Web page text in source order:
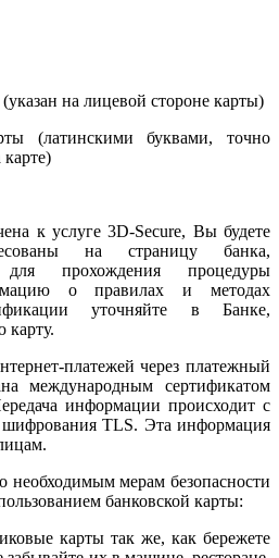
на лицевой стороне карты)
(латинскими буквами, точно
карте)
к услуге 3D-Secure, Вы будете
на страницу банка,
прохождения процедуры
о правилах и методах
уточняйте в Банке,
платежей через платежный
международным сертификатом
информации происходит с
TLS. Эта информация
необходимым мерам безопасности
банковской карты:
карты так же, как бережете